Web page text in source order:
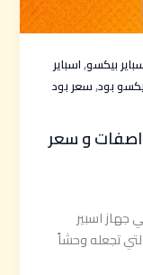
بيكسو,اسباير
بود,سعر بود
و سعر
اسبير
تجعله وحشاً